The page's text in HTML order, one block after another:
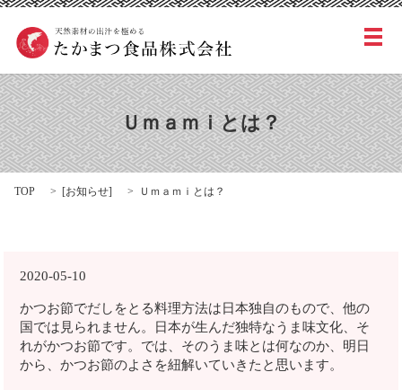
メ
Ｕｍａｍｉとは？
TOP [お知らせ] Ｕｍａｍｉとは？
2020-05-10
かつお節でだしをとる料理方法は日本独自のもので、他の
国では見られません。日本が生んだ独特なうま味文化、そ
れがかつお節です。では、そのうま味とは何なのか、明日
から、かつお節のよさを紐解いていきたと思います。